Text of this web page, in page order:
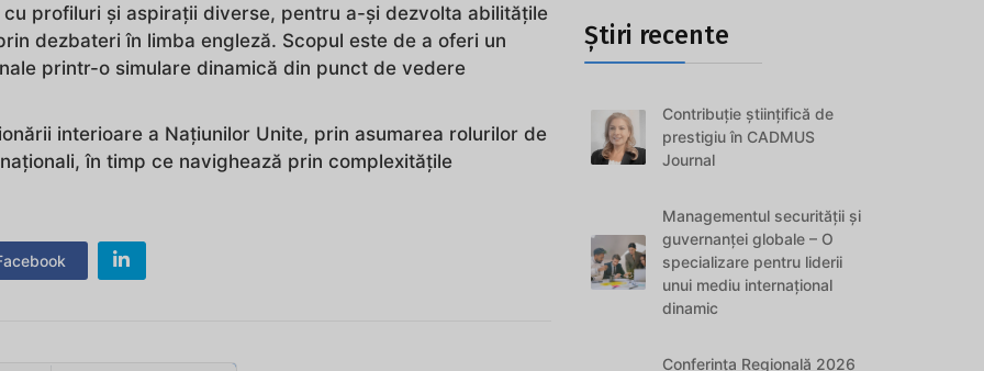
profiluri și aspirații diverse, pentru a-și dezvolta abilitățile
dezbateri în limba engleză. Scopul este de a oferi un
printr-o simulare dinamică din punct de vedere
interioare a Națiunilor Unite, prin asumarea rolurilor de
în timp ce navighează prin complexitățile
Știri recente
Contribuție științifică de
prestigiu în CADMUS
Journal
Managementul securității și
guvernanței globale – O
specializare pentru liderii
unui mediu internațional
dinamic
Conferința Regională 2026